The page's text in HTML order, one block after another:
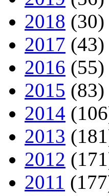
2018 (30)
2017 (43)
2016 (55)
2015 (83)
2014
2013
2012
2011